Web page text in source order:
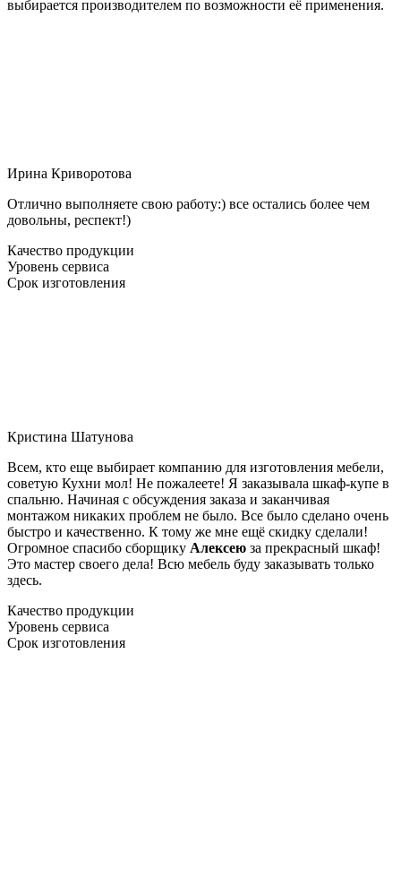
выбирается производителем по возможности её применения.
Ирина Криворотова
Отлично выполняете свою работу:) все остались более чем
довольны, респект!)
Качество продукции
Уровень сервиса
Срок изготовления
Кристина Шатунова
Всем, кто еще выбирает компанию для изготовления мебели,
советую Кухни мол! Не пожалеете! Я заказывала шкаф-купе в
спальню. Начиная с обсуждения заказа и заканчивая
монтажом никаких проблем не было. Все было сделано очень
быстро и качественно. К тому же мне ещё скидку сделали!
Огромное спасибо сборщику Алексею за прекрасный шкаф!
Это мастер своего дела! Всю мебель буду заказывать только
здесь.
Качество продукции
Уровень сервиса
Срок изготовления